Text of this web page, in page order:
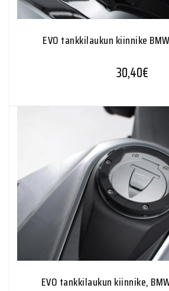
EVO tankkilaukun kiinnike
30,40€
EVO tankkilaukun kiinnike,